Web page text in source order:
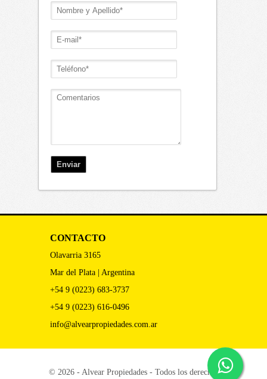
CONTACTO
Olavarria 3165
Mar del Plata | Argentina
+54 9 (0223) 683-3737
+54 9 (0223) 616-0496
info@alvearpropiedades.com.ar
© 2026 - Alvear Propiedades - Todos los derechos